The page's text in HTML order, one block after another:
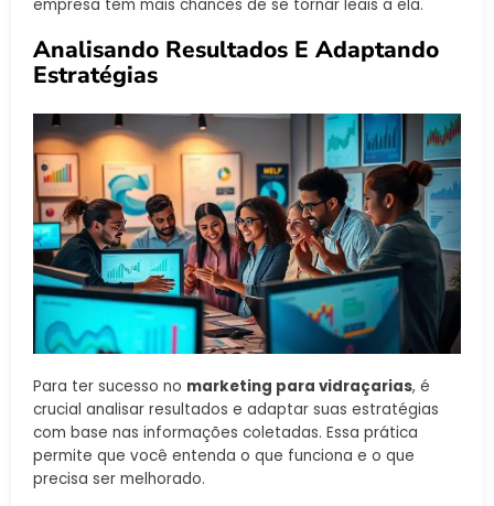
empresa têm mais chances de se tornar leais a ela.
Analisando Resultados E Adaptando
Estratégias
Para ter sucesso no marketing para vidraçarias, é
crucial analisar resultados e adaptar suas estratégias
com base nas informações coletadas. Essa prática
permite que você entenda o que funciona e o que
precisa ser melhorado.